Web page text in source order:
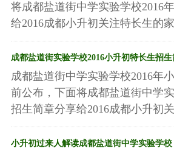
将成都盐道街中学实验学校2016
给2016成都小升初关注特长生的
成都盐道街实验学校2016小升初特长生招生
成都盐道街中学实验学校2016年
前公布，下面将成都盐道街中学
招生简章分享给2016成都小升初
小升初过来人解读成都盐道街中学实验学校